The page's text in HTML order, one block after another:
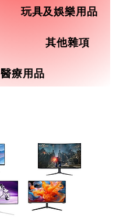
玩具及娛樂用品
其他雜項
醫療用品